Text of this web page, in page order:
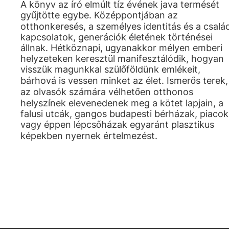
A könyv az író elmúlt tíz évének java termését
gyűjtötte egybe. Középpontjában az
otthonkeresés, a személyes identitás és a
kapcsolatok, generációk életének történései
állnak. Hétköznapi, ugyanakkor mélyen emberi
helyzeteken keresztül manifesztálódik, hogyan
visszük magunkkal szülőföldünk emlékeit,
bárhová is vessen minket az élet. Ismerős terek,
az olvasók számára vélhetően otthonos
helyszínek elevenedenek meg a kötet lapjain, a
falusi utcák, gangos budapesti bérházak, piacok
vagy éppen lépcsőházak egyaránt plasztikus
képekben nyernek értelmezést.